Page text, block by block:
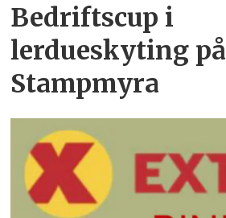
Bedriftscup i
lerdueskyting på
Stampmyra